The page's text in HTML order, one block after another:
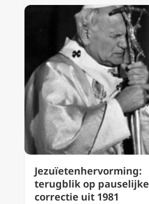
Jezuïetenhervorming:
terugblik op pauselijke
correctie uit 1981